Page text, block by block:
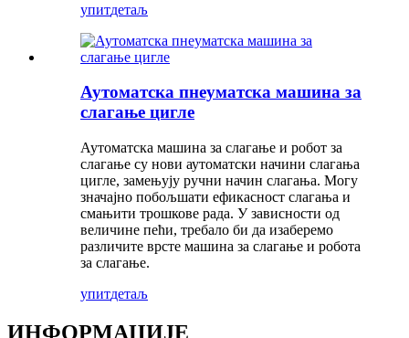
упитдетаљ
Аутоматска пнеуматска машина за
слагање цигле
Аутоматска машина за слагање и робот за
слагање су нови аутоматски начини слагања
цигле, замењују ручни начин слагања. Могу
значајно побољшати ефикасност слагања и
смањити трошкове рада. У зависности од
величине пећи, требало би да изаберемо
различите врсте машина за слагање и робота
за слагање.
упитдетаљ
ИНФОРМАЦИЈЕ